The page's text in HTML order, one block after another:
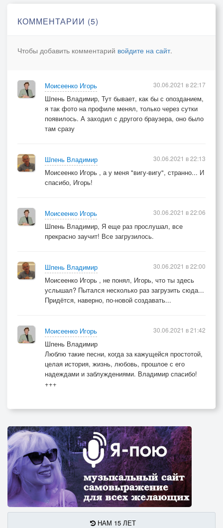
И вот
мой номер набирай!
.....................
2004 г.
КОММЕНТАРИИ (5)
Чтобы добавить комментарий войдите на сайт.
Моисеенко Игорь
Шпень Владимир, Тут бывает, как бы с опозданием,
я так фото на профиле менял, только через сутки
появилось. А заходил с другого браузера, оно было
там сразу
30.06.2021 в 22:17
Шпень Владимир
Моисеенко Игорь , а у меня "вигу-вигу", странно... И
спасибо, Игорь!
30.06.2021 в 22:13
Моисеенко Игорь
Шпень Владимир, Я еще раз прослушал, все
прекрасно заучит! Все загрузилось.
30.06.2021 в 22:06
Шпень Владимир
Моисеенко Игорь , не понял, Игорь, что ты здесь
услышал? Пытался несколько раз загрузить сюда...
Придётся, наверно, по-новой создавать...
30.06.2021 в 22:00
Моисеенко Игорь
Шпень Владимир
Люблю такие песни, когда за кажущейся простотой,
целая история, жизнь, любовь, прошлое с его
надеждами и заблуждениями. Владимир спасибо!
+++
30.06.2021 в 21:42
НАМ 15 ЛЕТ